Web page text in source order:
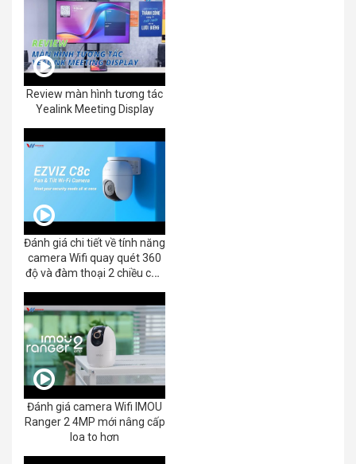
Review màn hình tương tác
Yealink Meeting Display
Đánh giá chi tiết về tính năng
camera Wifi quay quét 360
độ và đàm thoại 2 chiều của
Đánh giá camera Wifi IMOU
Ranger 2 4MP mới nâng cấp
loa to hơn